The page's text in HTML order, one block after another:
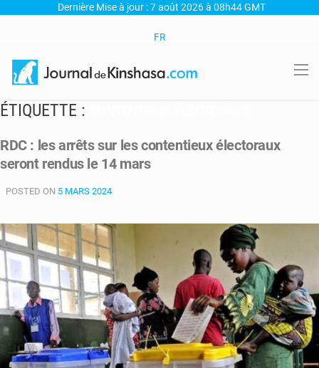
Dernière Mise à jour : 7 août 2026 à 08h44 GMT
FR
ÉTIQUETTE :
RDC : les arrêts sur les contentieux électoraux
seront rendus le 14 mars
POSTED ON 5 MARS 2024